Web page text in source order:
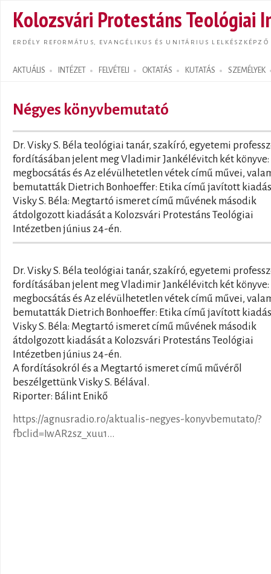
Kolozsvári Protestáns Teológiai
ERDÉLY REFORMÁTUS, EVANGÉLIKUS ÉS UNITÁRIUS LELKÉSZKÉPZŐ
AKTUÁLIS INTÉZET FELVÉTELI OKTATÁS KUTATÁS SZEMÉLYEK
Search form
Négyes könyvbemutató
Dr. Visky S. Béla teológiai tanár, szakíró, egyetemi
fordításában jelent meg Vladimir Jankélévitch két könyve:
megbocsátás és Az elévülhetetlen vétek című művei,
bemutatták Dietrich Bonhoeffer: Etika című javított
Visky S. Béla: Megtartó ismeret című művének második
átdolgozott kiadását a Kolozsvári Protestáns Teológiai
Intézetben június 24-én.
Dr. Visky S. Béla teológiai tanár, szakíró, egyetemi
fordításában jelent meg Vladimir Jankélévitch két könyve:
megbocsátás és Az elévülhetetlen vétek című művei,
bemutatták Dietrich Bonhoeffer: Etika című javított
Visky S. Béla: Megtartó ismeret című művének második
átdolgozott kiadását a Kolozsvári Protestáns Teológiai
Intézetben június 24-én.
A fordításokról és a Megtartó ismeret című művéről
beszélgettünk Visky S. Bélával.
Riporter: Bálint Enikő
https://agnusradio.ro/aktualis-negyes-konyvbemutato/?
fbclid=IwAR2sz_xuu1...